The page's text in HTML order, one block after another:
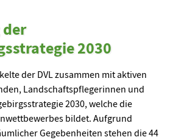
2030
der DVL zusammen mit aktiven
Landschaftspflegerinnen und
2030, welche die
bildet. Aufgrund
Gegebenheiten stehen die 44